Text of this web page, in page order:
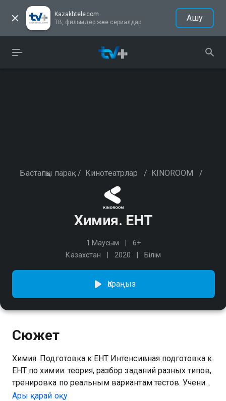
Kazakhtelecom
ТВ, фильмдер және сериалдар
Ашу
Бастапқы парақ / Кинотеатрлар / KINOROOM /
Химия. ЕНТ
1 Маусым
6+
Казахстан
2020 Білім
Қараңыз
Сюжет
Химия. Подготовка к ЕНТ Интенсивная подготовка к
ЕНТ по химии: теория, разбор заданий разных типов,
тренировка по реальным вариантам тестов. Ученик
получает понятные объяснения, примеры,
Ары қарай оқу